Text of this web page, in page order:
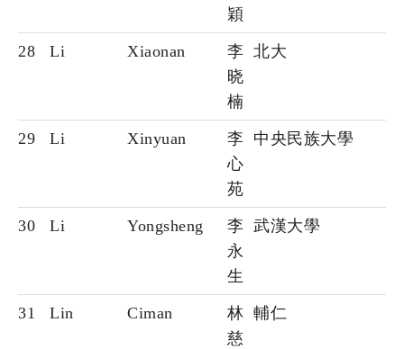
穎
28 Li Xiaonan
李
晓
楠
北大
29 Li Xinyuan
李
心
苑
中央民族大學
30 Li Yongsheng
李
永
生
武漢大學
31 Lin Ciman
林
慈
輔仁